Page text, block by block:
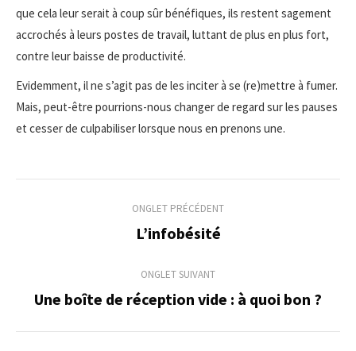
que cela leur serait à coup sûr bénéfiques, ils restent sagement
accrochés à leurs postes de travail, luttant de plus en plus fort,
contre leur baisse de productivité.
Evidemment, il ne s’agit pas de les inciter à se (re)mettre à fumer.
Mais, peut-être pourrions-nous changer de regard sur les pauses
et cesser de culpabiliser lorsque nous en prenons une.
commentaire
ONGLET PRÉCÉDENT
Onglet
L’infobésité
ONGLET SUIVANT
Onglet
Une boîte de réception vide : à quoi bon ?